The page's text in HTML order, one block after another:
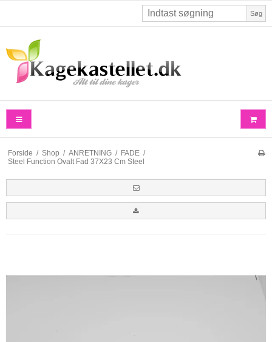
Søg
Forside / Shop / ANRETNING / FADE /
Steel Function Ovalt Fad 37X23 Cm Steel